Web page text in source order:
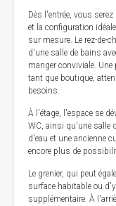
Dès l'entrée, vous
et la configuration
sur mesure. Le rez-de-
d'une salle de bains
manger conviviale.
tant que boutique,
besoins.
À l'étage, l'espace se
WC, ainsi qu'une salle
d'eau et une ancienne
encore plus de
Le grenier, qui peut
surface habitable ou
supplémentaire. À